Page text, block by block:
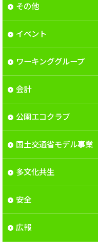
その他
イベント
ワーキンググループ
会計
公園エコクラブ
国土交通省モデル事業
多文化共生
安全
広報